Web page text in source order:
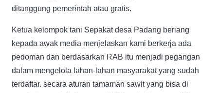
ditanggung pemerintah atau gratis.
Ketua kelompok tani Sepakat desa Padang beriang
kepada awak media menjelaskan kami berkerja ada
pedoman dan berdasarkan RAB itu menjadi pegangan
dalam mengelola lahan-lahan masyarakat yang sudah
terdaftar. secara aturan tamaman sawit yang bisa di